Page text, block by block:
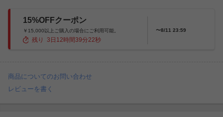
15%OFFクーポン
￥15,000以上ご購入の場合にご利用可能。
残り 3 日 12 時間39分21秒
〜8/11 23:59
商品についてのお問い合わせ
レビューを書く